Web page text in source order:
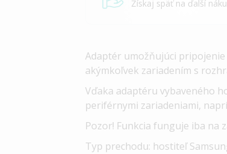
Získaj späť na ďalší
Adaptér umožňujúci
akýmkoľvek zariadením s
Vďaka adaptéru vybaveného
periférnymi zariadeniami,
Pozor! Funkcia funguje iba na
Typ prechodu: hostiteľ